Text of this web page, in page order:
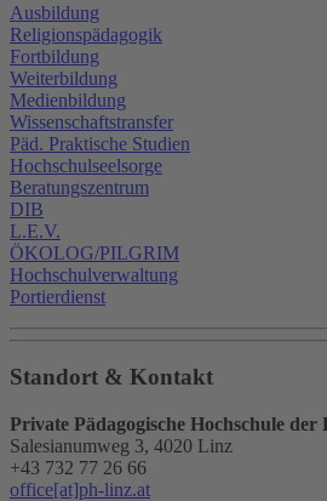
Ausbildung
Religionspädagogik
Fortbildung
Weiterbildung
Medienbildung
Wissenschaftstransfer
Päd. Praktische Studien
Hochschulseelsorge
Beratungszentrum
DIB
L.E.V.
ÖKOLOG/PILGRIM
Hochschulverwaltung
Portierdienst
Standort & Kontakt
Private Pädagogische Hochschule der
Salesianumweg 3, 4020 Linz
+43 732 77 26 66
office[at]ph-linz.at